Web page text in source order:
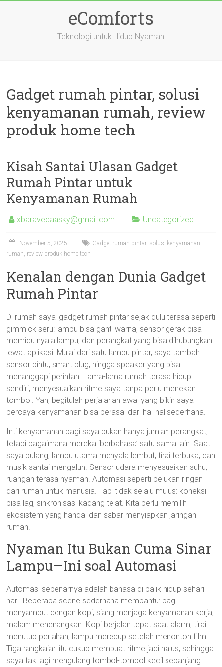
eComforts
Teknologi untuk Hidup Nyaman
Gadget rumah pintar, solusi
kenyamanan rumah, review
produk home tech
Kisah Santai Ulasan Gadget
Rumah Pintar untuk
Kenyamanan Rumah
xbaravecaasky@gmail.com Uncategorized
November 5, 2025
Gadget rumah pintar, solusi kenyamanan
rumah, review produk home tech
Kenalan dengan Dunia Gadget
Rumah Pintar
Di rumah saya, gadget rumah pintar sejak dulu terasa seperti
gimmick seru: lampu bisa ganti warna, sensor gerak bisa
memicu nyala lampu, dan perangkat yang bisa dihubungkan
lewat aplikasi. Mulai dari satu lampu pintar, saya tambah
sensor pintu, smart plug, hingga speaker yang bisa
menanggapi perintah. Lama-lama rumah terasa hidup
sendiri, menyesuaikan ritme saya tanpa perlu menekan
tombol. Yah, begitulah perjalanan awal yang bikin saya
percaya kenyamanan bisa berasal dari hal-hal sederhana.
Inti kenyamanan bagi saya bukan hanya jumlah perangkat,
tetapi bagaimana mereka ‘berbahasa’ satu sama lain. Saat
saya pulang, lampu utama menyala lembut, tirai terbuka, dan
musik santai mengalun. Sensor udara menyesuaikan suhu,
ruangan terasa nyaman. Automasi seperti pelukan ringan
dari rumah untuk manusia. Tapi tidak selalu mulus: koneksi
bisa lag, sinkronisasi kadang telat. Kita perlu memilih
ekosistem yang handal dan sabar menyiapkan jaringan
rumah.
Nyaman Itu Bukan Cuma Sinar
Lampu—Ini soal Automasi
Automasi sebenarnya adalah bahasa di balik hidup sehari-
hari. Beberapa scene sederhana membantu: pagi
menyambut dengan kopi, siang menjaga kenyamanan kerja,
malam menenangkan. Kopi berjalan tepat saat alarm, tirai
menutup perlahan, lampu meredup setelah menonton film.
Tiga rangkaian itu cukup membuat ritme jadi halus, sehingga
saya tak lagi mengulang tombol-tombol kecil sepanjang